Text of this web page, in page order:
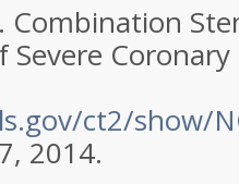
Combination
Coronary
ct2/show/
2014.